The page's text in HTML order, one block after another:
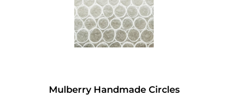
Mulberry Handmade Circles